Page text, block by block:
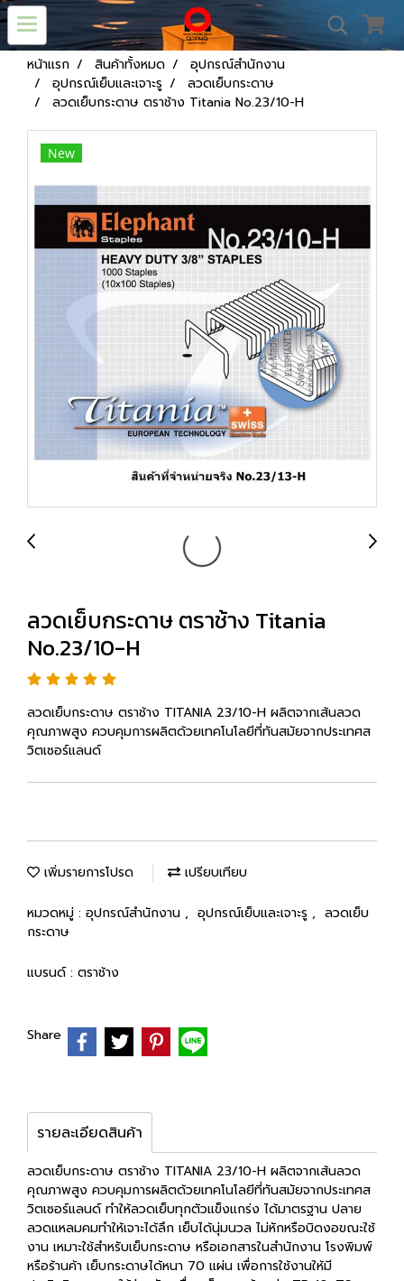
หน้าแรก สินค้าทั้งหมด
อุปกรณ์สำนักงาน
อุปกรณ์เย็บและเจาะรู
ลวดเย็บกระดาษ
ลวดเย็บกระดาษ ตราช้าง Titania No.23/10-H
New
ลวดเย็บกระดาษ ตราช้าง Titania
No.23/10-H
ลวดเย็บกระดาษ ตราช้าง TITANIA 23/10-H ผลิตจากเส้นลวด
คุณภาพสูง ควบคุมการผลิตด้วยเทคโนโลยีที่ทันสมัยจากประเทศส
วิตเซอร์แลนด์
เพิ่มรายการโปรด เปรียบเทียบ
หมวดหมู่ : อุปกรณ์สำนักงาน , อุปกรณ์เย็บและเจาะรู , ลวดเย็บ
กระดาษ
แบรนด์ : ตราช้าง
Share
รายละเอียดสินค้า
ลวดเย็บกระดาษ ตราช้าง TITANIA 23/10-H ผลิตจากเส้นลวด
คุณภาพสูง ควบคุมการผลิตด้วยเทคโนโลยีที่ทันสมัยจากประเทศส
วิตเซอร์แลนด์ ทำให้ลวดเย็บทุกตัวแข็งแกร่ง ได้มาตรฐาน ปลาย
ลวดแหลมคมทำให้เจาะได้ลึก เย็บได้นุ่มนวล ไม่หักหรือบิดงอขณะใช้
งาน เหมาะใช้สำหรับเย็บกระดาษ หรือเอกสารในสำนักงาน โรงพิมพ์
หรือร้านค้า เย็บกระดาษได้หนา 70 แผ่น เพื่อการใช้งานให้มี